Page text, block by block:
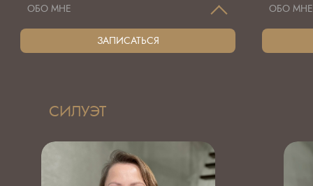
ОБО МНЕ
ЗАПИСАТЬСЯ
ОБО МНЕ
СИЛУЭТ